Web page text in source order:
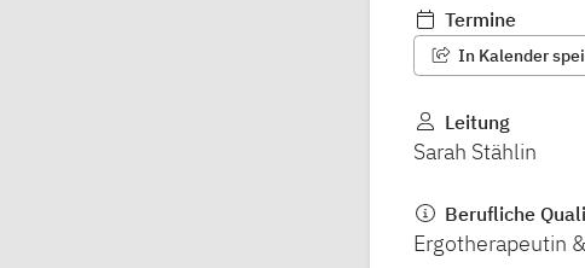
Termine
In Kalender
Leitung
Sarah Stählin
Berufliche
Ergotherapeutin